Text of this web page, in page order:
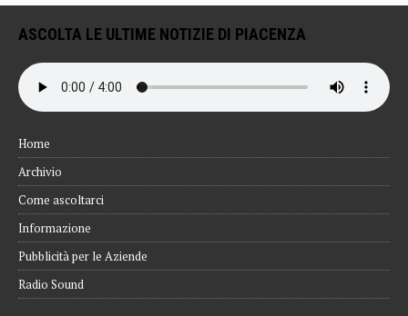
ASCOLTA LE ULTIME NOTIZIE DI PIACENZA
Home
Archivio
Come ascoltarci
Informazione
Pubblicità per le Aziende
Radio Sound